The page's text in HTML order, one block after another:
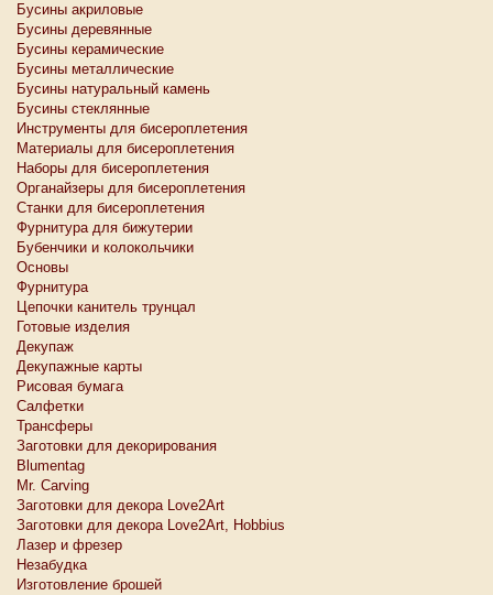
Бусины акриловые
Бусины деревянные
Бусины керамические
Бусины металлические
Бусины натуральный камень
Бусины стеклянные
Инструменты для бисероплетения
Материалы для бисероплетения
Наборы для бисероплетения
Органайзеры для бисероплетения
Станки для бисероплетения
Фурнитура для бижутерии
Бубенчики и колокольчики
Основы
Фурнитура
Цепочки канитель трунцал
Готовые изделия
Декупаж
Декупажные карты
Рисовая бумага
Салфетки
Трансферы
Заготовки для декорирования
Blumentag
Mr. Carving
Заготовки для декора Love2Art
Заготовки для декора Love2Art, Hobbius
Лазер и фрезер
Незабудка
Изготовление брошей